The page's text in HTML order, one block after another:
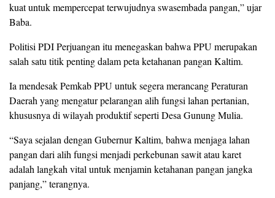
kuat untuk mempercepat terwujudnya swasembada pangan,” ujar
Baba.
Politisi PDI Perjuangan itu menegaskan bahwa PPU merupakan
salah satu titik penting dalam peta ketahanan pangan Kaltim.
Ia mendesak Pemkab PPU untuk segera merancang Peraturan
Daerah yang mengatur pelarangan alih fungsi lahan pertanian,
khususnya di wilayah produktif seperti Desa Gunung Mulia.
“Saya sejalan dengan Gubernur Kaltim, bahwa menjaga lahan
pangan dari alih fungsi menjadi perkebunan sawit atau karet
adalah langkah vital untuk menjamin ketahanan pangan jangka
panjang,” terangnya.